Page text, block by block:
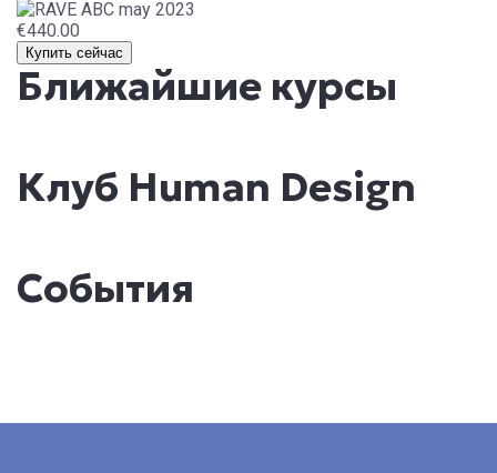
€440.00
Купить сейчас
Ближайшие курсы
Клуб Human Design
События